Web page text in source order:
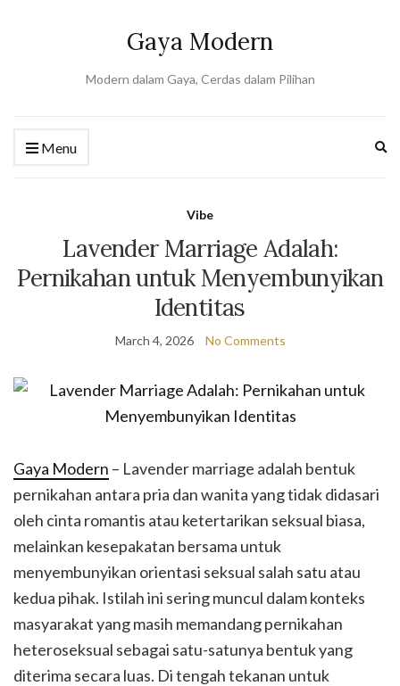
Gaya Modern
Modern dalam Gaya, Cerdas dalam Pilihan
Menu
Vibe
Lavender Marriage Adalah:
Pernikahan untuk Menyembunyikan
Identitas
March 4, 2026 No Comments
Gaya Modern – Lavender marriage adalah bentuk
pernikahan antara pria dan wanita yang tidak didasari
oleh cinta romantis atau ketertarikan seksual biasa,
melainkan kesepakatan bersama untuk
menyembunyikan orientasi seksual salah satu atau
kedua pihak. Istilah ini sering muncul dalam konteks
masyarakat yang masih memandang pernikahan
heteroseksual sebagai satu-satunya bentuk yang
diterima secara luas. Di tengah tekanan untuk